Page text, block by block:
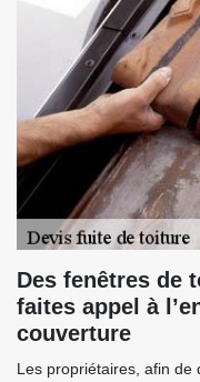
Des fenêtres de
faites appel à
couverture
Les propriétaires, afin de